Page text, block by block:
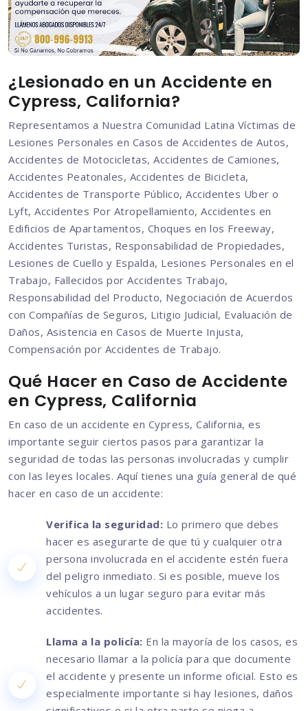
¿Lesionado en un Accidente en
Cypress, California?
Representamos a Nuestra Comunidad Latina Víctimas de
Lesiones Personales en Casos de Accidentes de Autos,
Accidentes de Motocicletas, Accidentes de Camiones,
Accidentes Peatonales, Accidentes de Bicicleta,
Accidentes de Transporte Público, Accidentes Uber o
Lyft, Accidentes Por Atropellamiento, Accidentes en
Edificios de Apartamentos, Choques en los Freeway,
Accidentes Turistas, Responsabilidad de Propiedades,
Lesiones de Cuello y Espalda, Lesiones Personales en el
Trabajo, Fallecidos por Accidentes Trabajo,
Responsabilidad del Producto, Negociación de Acuerdos
con Compañías de Seguros, Litigio Judicial, Evaluación de
Daños, Asistencia en Casos de Muerte Injusta,
Compensación por Accidentes de Trabajo.
Qué Hacer en Caso de Accidente
en Cypress, California
En caso de un accidente en Cypress, California, es
importante seguir ciertos pasos para garantizar la
seguridad de todas las personas involucradas y cumplir
con las leyes locales. Aquí tienes una guía general de qué
hacer en caso de un accidente:
Verifica la seguridad: Lo primero que debes
hacer es asegurarte de que tú y cualquier otra
persona involucrada en el accidente estén fuera
del peligro inmediato. Si es posible, mueve los
vehículos a un lugar seguro para evitar más
accidentes.
Llama a la policía: En la mayoría de los casos, es
necesario llamar a la policía para que documente
el accidente y presente un informe oficial. Esto es
especialmente importante si hay lesiones, daños